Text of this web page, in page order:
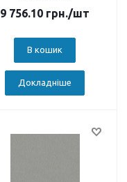
9 756.10 грн./шт
В кошик
Докладніше